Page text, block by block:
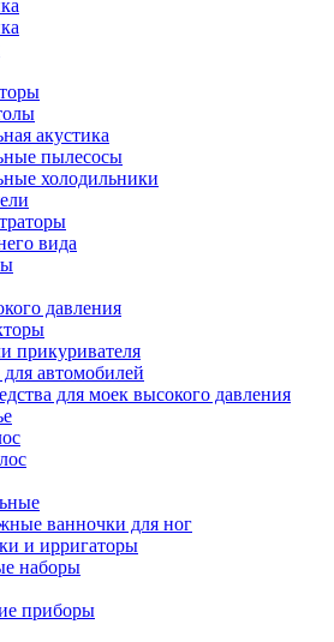
акустика
пылесосы
холодильники
вида
давления
прикуривателя
автомобилей
для моек высокого давления
ванночки для ног
и ирригаторы
наборы
приборы